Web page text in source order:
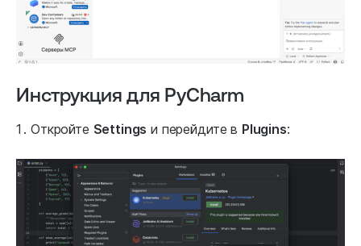
Инструкция для PyCharm
Откройте Settings и перейдите в Plugins: